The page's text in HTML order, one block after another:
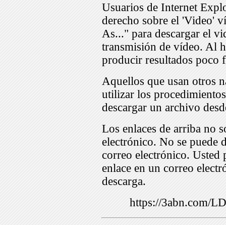
Usuarios de Internet
derecho sobre el 'Video'
As..." para descargar el
transmisión de vídeo. Al
producir resultados poco
Aquellos que usan otros
utilizar los
descargar un archivo
Los enlaces de arriba no
electrónico. No se puede
correo electrónico. Usted
enlace en un correo
descarga.
https://3abn.com/